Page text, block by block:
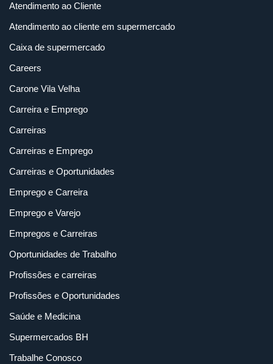
Atendimento ao Cliente
Atendimento ao cliente em supermercado
Caixa de supermercado
Careers
Carone Vila Velha
Carreira e Emprego
Carreiras
Carreiras e Emprego
Carreiras e Oportunidades
Emprego e Carreira
Emprego e Varejo
Empregos e Carreiras
Oportunidades de Trabalho
Profissões e carreiras
Profissões e Oportunidades
Saúde e Medicina
Supermercados BH
Trabalhe Conosco